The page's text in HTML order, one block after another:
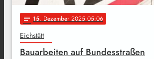
notes 15. Dezember 2025 05:06
Eichstätt
Bauarbeiten auf Bundesstraßen